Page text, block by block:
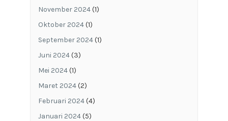
November 2024(1)
Oktober 2024(1)
September 2024(1)
Juni 2024(3)
Mei 2024(1)
Maret 2024(2)
Februari 2024(4)
Januari 2024(5)